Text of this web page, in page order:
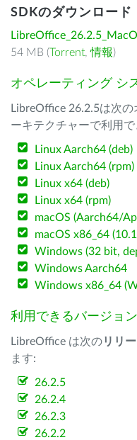
SDKのダウンロード
54 MB (Torrent,情報)
オペレーティング シ
LibreOffice 26.2.5は次
ーキテクチャーで利用で
Linux Aarch64 (deb)
Linux Aarch64 (rpm)
Linux x64 (deb)
Linux x64 (rpm)
macOS (Aarch64/
macOS x86_64
Windows (32 bit,
Windows Aarch64
Windows x86_64
利用できるバージョン
LibreOffice は次のリリ
ます:
26.2.5
26.2.4
26.2.3
26.2.2